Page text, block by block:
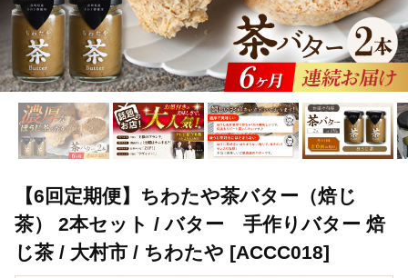
【6回定期便】ちわたや茶バター（焙じ
茶） 2本セット / バター 手作りバター 焙
じ茶 / 大村市 / ちわたや [ACCC018]